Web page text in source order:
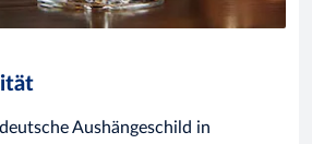
Aushängeschild in